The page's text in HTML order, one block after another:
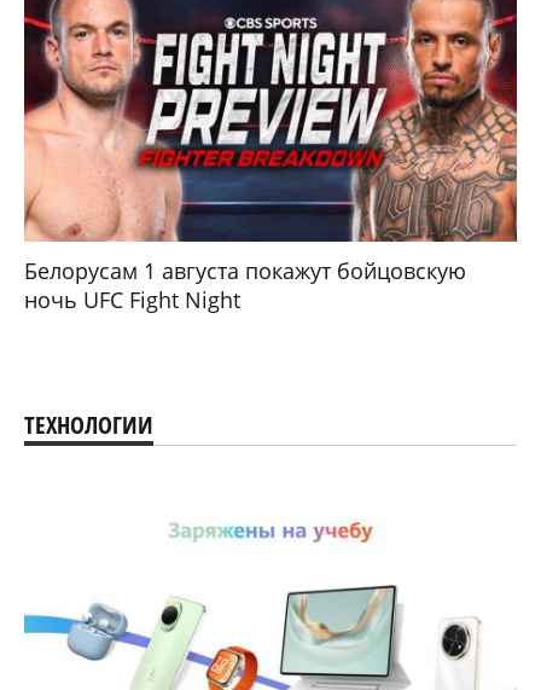
Белорусам 1 августа покажут бойцовскую
ночь UFC Fight Night
ТЕХНОЛОГИИ